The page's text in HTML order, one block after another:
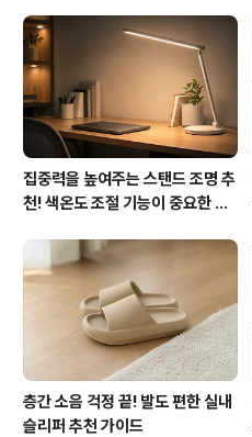
집중력을 높여주는 스탠드 조명 추
천! 색온도 조절 기능이 중요한 이
층간 소음 걱정 끝! 발도 편한 실내
슬리퍼 추천 가이드